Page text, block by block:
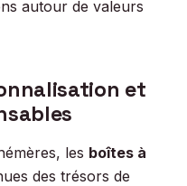
autour de valeurs
et
les boîtes à
des trésors de